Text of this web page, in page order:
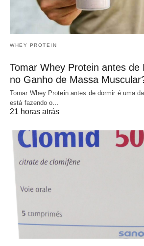
WHEY PROTEIN
Tomar Whey Protein antes de
no Ganho de Massa
Tomar Whey Protein antes de dormir é uma
está fazendo o…
21 horas atrás